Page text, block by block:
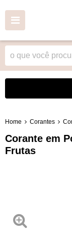
Home Corantes
Corante em
Frutas